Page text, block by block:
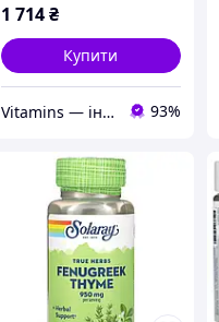
1 714 ₴
Купити
Vitamins — інтернет-магазин вітамінів та мінералів 93%